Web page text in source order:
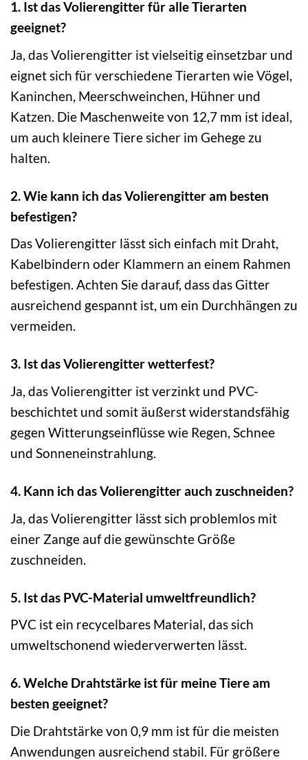
1. Ist das Volierengitter für alle Tierarten
geeignet?
Ja, das Volierengitter ist vielseitig einsetzbar und
eignet sich für verschiedene Tierarten wie Vögel,
Kaninchen, Meerschweinchen, Hühner und
Katzen. Die Maschenweite von 12,7 mm ist ideal,
um auch kleinere Tiere sicher im Gehege zu
halten.
2. Wie kann ich das Volierengitter am besten
befestigen?
Das Volierengitter lässt sich einfach mit Draht,
Kabelbindern oder Klammern an einem Rahmen
befestigen. Achten Sie darauf, dass das Gitter
ausreichend gespannt ist, um ein Durchhängen zu
vermeiden.
3. Ist das Volierengitter wetterfest?
Ja, das Volierengitter ist verzinkt und PVC-
beschichtet und somit äußerst widerstandsfähig
gegen Witterungseinflüsse wie Regen, Schnee
und Sonneneinstrahlung.
4. Kann ich das Volierengitter auch zuschneiden?
Ja, das Volierengitter lässt sich problemlos mit
einer Zange auf die gewünschte Größe
zuschneiden.
5. Ist das PVC-Material umweltfreundlich?
PVC ist ein recycelbares Material, das sich
umweltschonend wiederverwerten lässt.
6. Welche Drahtstärke ist für meine Tiere am
besten geeignet?
Die Drahtstärke von 0,9 mm ist für die meisten
Anwendungen ausreichend stabil. Für größere